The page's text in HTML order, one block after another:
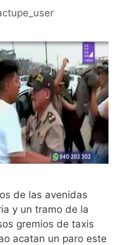
de las avenidas
y un tramo de la
gremios de taxis
acatan un paro este